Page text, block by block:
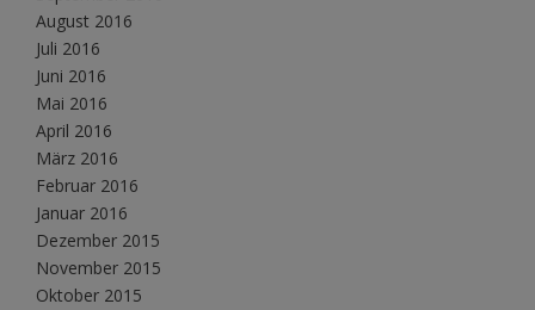
August 2016
Juli 2016
Juni 2016
Mai 2016
April 2016
März 2016
Februar 2016
Januar 2016
Dezember 2015
November 2015
Oktober 2015